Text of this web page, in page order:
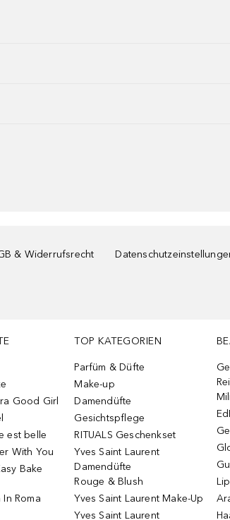
& Widerrufsrecht
Good Girl
est belle
With You
Bake
Roma
TOP KATEGORIEN
Parfüm & Düfte
Make-up
Damendüfte
Gesichtspflege
RITUALS Geschenkset
Yves Saint Laurent
Damendüfte
Rouge & Blush
Yves Saint Laurent Make-Up
Yves Saint Laurent